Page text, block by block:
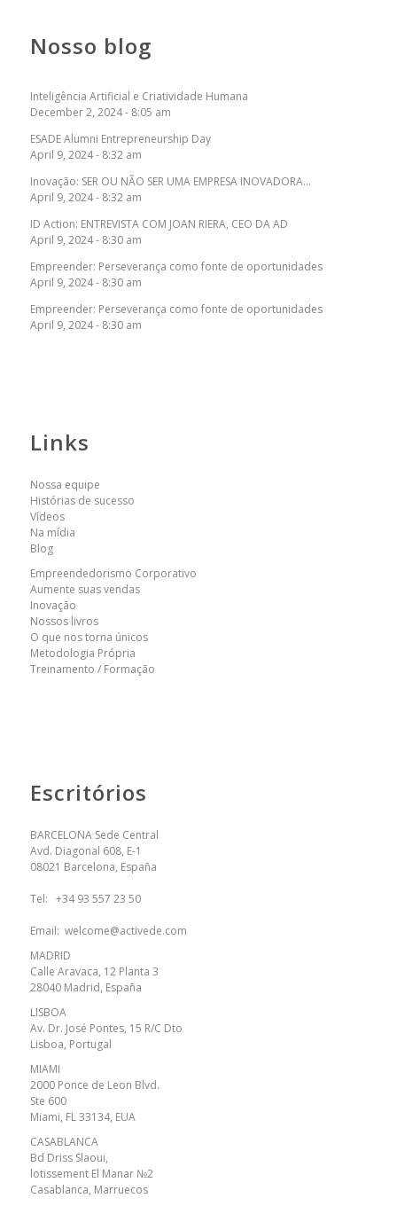
Nosso blog
Inteligência Artificial e Criatividade Humana
December 2, 2024 - 8:05 am
ESADE Alumni Entrepreneurship Day
April 9, 2024 - 8:32 am
Inovação: SER OU NÃO SER UMA EMPRESA INOVADORA…
April 9, 2024 - 8:32 am
ID Action: ENTREVISTA COM JOAN RIERA, CEO DA AD
April 9, 2024 - 8:30 am
Empreender: Perseverança como fonte de oportunidades
April 9, 2024 - 8:30 am
Empreender: Perseverança como fonte de oportunidades
April 9, 2024 - 8:30 am
Links
Nossa equipe
Histórias de sucesso
Vídeos
Na mídia
Blog
Empreendedorismo Corporativo
Aumente suas vendas
Inovação
Nossos livros
O que nos torna únicos
Metodologia Própria
Treinamento / Formação
Escritórios
BARCELONA Sede Central
Avd. Diagonal 608, E-1
08021 Barcelona, España
Tel: +34 93 557 23 50
Email: welcome@activede.com
MADRID
Calle Aravaca, 12 Planta 3
28040 Madrid, España
LISBOA
Av. Dr. José Pontes, 15 R/C Dto
Lisboa, Portugal
MIAMI
2000 Ponce de Leon Blvd.
Ste 600
Miami, FL 33134, EUA
CASABLANCA
Bd Driss Slaoui,
lotissement El Manar №2
Casablanca, Marruecos